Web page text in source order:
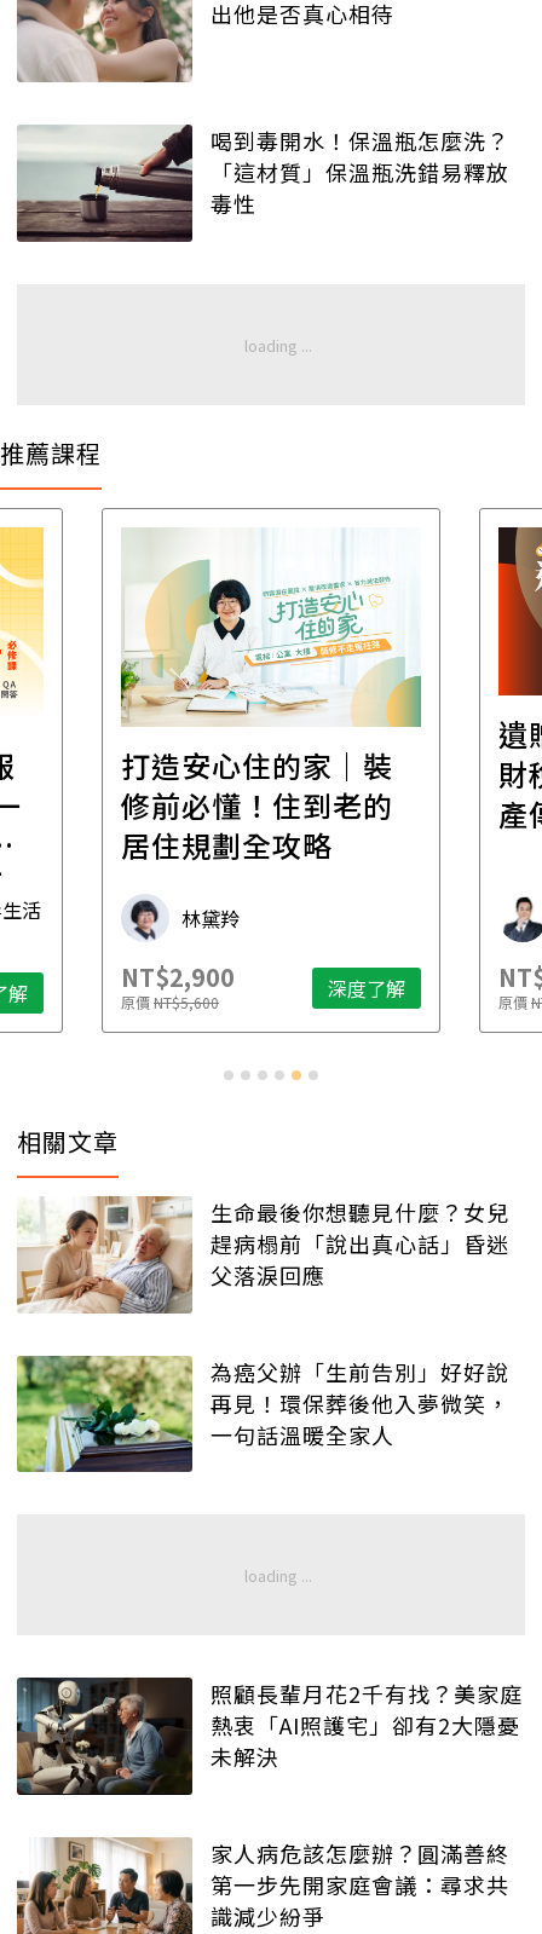
出他是否真心相待
喝到毒開水！保溫瓶怎麼洗？
「這材質」保溫瓶洗錯易釋放
毒性
推薦課程
活
解
打造安心住的家｜裝
修前必懂！住到老的
居住規劃全攻略
林黛羚
NT$2,900
原價NT$5,600 深度了解
遺
財
產
原價
相關文章
生命最後你想聽見什麼？女兒
趕病榻前「說出真心話」昏迷
父落淚回應
為癌父辦「生前告別」好好說
再見！環保葬後他入夢微笑，
一句話溫暖全家人
照顧長輩月花2千有找？美家庭
熱衷「AI照護宅」卻有2大隱憂
未解決
家人病危該怎麼辦？圓滿善終
第一步先開家庭會議：尋求共
識減少紛爭